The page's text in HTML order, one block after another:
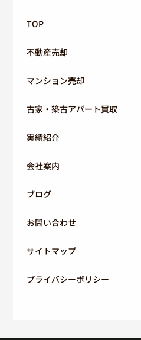
TOP
不動産売却
マンション売却
古家・築古アパート買取
実績紹介
会社案内
ブログ
お問い合わせ
サイトマップ
プライバシーポリシー